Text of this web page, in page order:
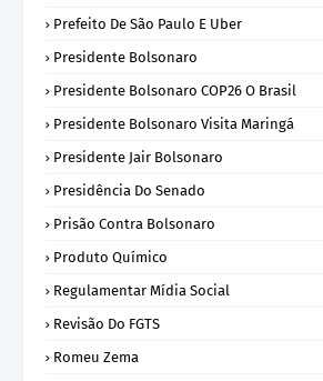
Prefeito De São Paulo E Uber
Presidente Bolsonaro
Presidente Bolsonaro COP26 O Brasil
Presidente Bolsonaro Visita Maringá
Presidente Jair Bolsonaro
Presidência Do Senado
Prisão Contra Bolsonaro
Produto Químico
Regulamentar Mídia Social
Revisão Do FGTS
Romeu Zema